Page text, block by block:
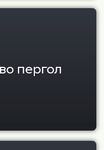
с крышей для
пергол
беседки под